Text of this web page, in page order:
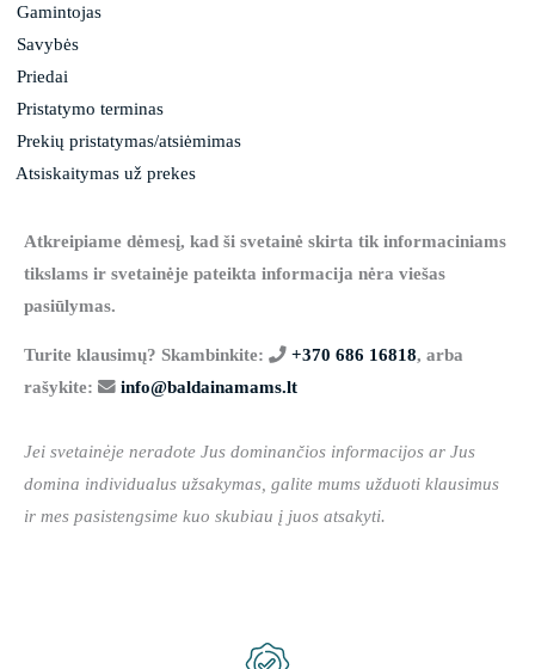
Gamintojas
Savybės
Priedai
Pristatymo terminas
Prekių pristatymas/atsiėmimas
Atsiskaitymas už prekes
Atkreipiame dėmesį, kad ši svetainė skirta tik informaciniams
tikslams ir svetainėje pateikta informacija nėra viešas
pasiūlymas.
Turite klausimų? Skambinkite: +370 686 16818, arba
rašykite:
info@baldainamams.lt
Jei svetainėje neradote Jus dominančios informacijos ar Jus
domina individualus užsakymas, galite mums užduoti klausimus
ir mes pasistengsime kuo skubiau į juos atsakyti.